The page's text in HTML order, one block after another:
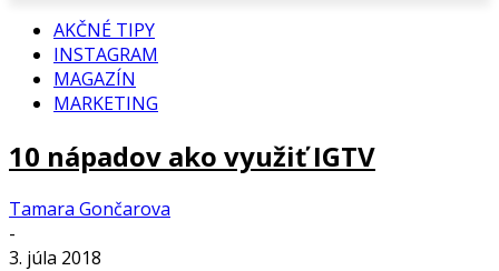
AKČNÉ TIPY
INSTAGRAM
MAGAZÍN
MARKETING
10 nápadov ako využiť IGTV
Tamara Gončarova
-
3. júla 2018